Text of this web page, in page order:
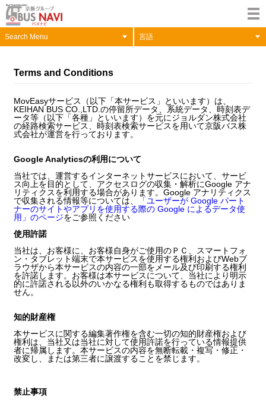
Search Menu 言語
Terms and Conditions
MovEasyサービス（以下「本サービス」といいます）は、
KEIHAN BUS CO.,LTD.の停留所データ、系統データ、時刻表デ
ータ等（以下「各種」といいます）を元にジョルダン株式会社
の経路検索サービス、時刻表検索サービスを用いて京阪バス株
式会社が運営を行っております。
Google Analyticsの利用について
当社では、運営するインターネットサービスにおいて、サービ
ス向上を目的として、アクセスログの収集・解析にGoogle アナ
リティクスを利用する場合があります。Google アナリティクス
で収集される情報等については、
「ユーザーが Google パート
ナーのサイトやアプリを使用する際の Google によるデータ使
用」のページをご参照ください
使用許諾
当社は、お客様に、お客様自身がご使用のＰＣ、スマートフォ
ン・タブレット端末で本サービスを使用する権利およびWebブ
ラウザから本サービスの内容の一部をメール及び印刷する権利
を許諾します。お客様は本サービスについて、当社により明示
的に許諾される以外のいかなる権利も取得するものではありま
せん。
知的財産権
本サービスに関する編集著作権を含む一切の知的財産権および
権利は、当社又は当社に対して使用許諾を行っている情報提供
者に帰属します。本サービスの内容を無断転載・複写・修正・
改変し、または第三者に譲渡することを禁じます。
禁止事項